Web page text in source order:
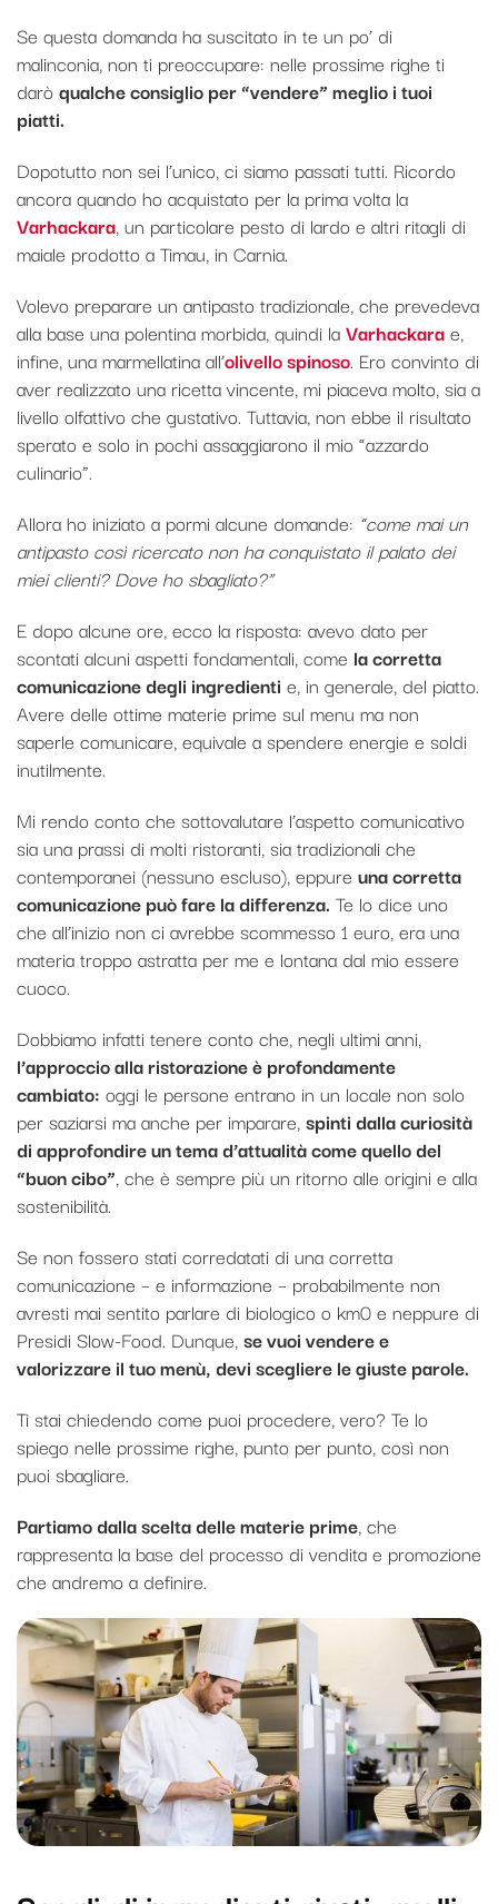
Se questa domanda ha suscitato in te un po’ di
malinconia, non ti preoccupare: nelle prossime righe ti
darò qualche consiglio per “vendere” meglio i tuoi
piatti.
Dopotutto non sei l’unico, ci siamo passati tutti. Ricordo
ancora quando ho acquistato per la prima volta la
Varhackara, un particolare pesto di lardo e altri ritagli di
maiale prodotto a Timau, in Carnia.
Volevo preparare un antipasto tradizionale, che prevedeva
alla base una polentina morbida, quindi laVarhackarae,
infine, una marmellatina all’olivello spinoso. Ero convinto di
aver realizzato una ricetta vincente, mi piaceva molto, sia a
livello olfattivo che gustativo. Tuttavia, non ebbe il risultato
sperato e solo in pochi assaggiarono il mio “azzardo
culinario”.
Allora ho iniziato a pormi alcune domande: “come mai un
antipasto così ricercato non ha conquistato il palato dei
miei clienti? Dove ho sbagliato?”
E dopo alcune ore, ecco la risposta: avevo dato per
scontati alcuni aspetti fondamentali, come la corretta
comunicazione degli ingredienti e, in generale, del piatto.
Avere delle ottime materie prime sul menu ma non
saperle comunicare, equivale a spendere energie e soldi
inutilmente.
Mi rendo conto che sottovalutare l’aspetto comunicativo
sia una prassi di molti ristoranti, sia tradizionali che
contemporanei (nessuno escluso), eppure una corretta
comunicazione può fare la differenza. Te lo dice uno
che all’inizio non ci avrebbe scommesso 1 euro, era una
materia troppo astratta per me e lontana dal mio essere
cuoco.
Dobbiamo infatti tenere conto che, negli ultimi anni,
l’approccio alla ristorazione è profondamente
cambiato: oggi le persone entrano in un locale non solo
per saziarsi ma anche per imparare,spinti dalla curiosità
di approfondire un tema d’attualità come quello del
“buon cibo”, che è sempre più un ritorno alle origini e alla
sostenibilità.
Se non fossero stati corredatati di una corretta
comunicazione – e informazione – probabilmente non
avresti mai sentito parlare di biologico o km0 e neppure di
Presidi Slow-Food. Dunque,se vuoi vendere e
valorizzare il tuo menù, devi scegliere le giuste parole.
Ti stai chiedendo come puoi procedere, vero? Te lo
spiego nelle prossime righe, punto per punto, così non
puoi sbagliare.
Partiamo dalla scelta delle materie prime, che
rappresenta la base del processo di vendita e promozione
che andremo a definire.